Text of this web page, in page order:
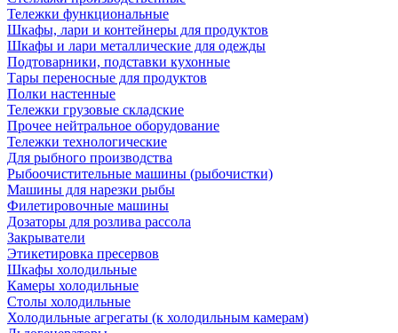
Тележки функциональные
Шкафы, лари и контейнеры для продуктов
Шкафы и лари металлические для одежды
Подтоварники, подставки кухонные
Тары переносные для продуктов
Полки настенные
Тележки грузовые складские
Прочее нейтральное оборудование
Тележки технологические
Для рыбного производства
Рыбоочистительные машины (рыбочистки)
Машины для нарезки рыбы
Филетировочные машины
Дозаторы для розлива рассола
Закрыватели
Этикетировка пресервов
Шкафы холодильные
Камеры холодильные
Столы холодильные
Холодильные агрегаты (к холодильным камерам)